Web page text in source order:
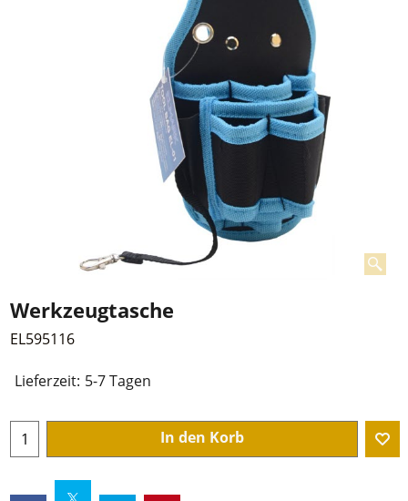
Werkzeugtasche
EL595116
Lieferzeit: 5-7 Tagen
In den Korb